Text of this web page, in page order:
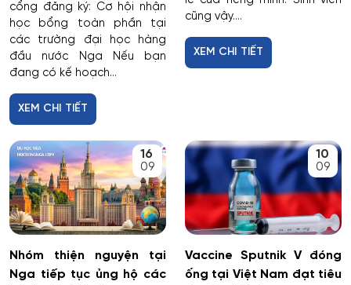
cổng đăng ký: Cơ hội nhận
học bổng toàn phần tại
các trường đại học hàng
đầu nước Nga Nếu bạn
đang có kế hoạch...
XEM CHI TIẾT
cũng vậy....
XEM CHI TIẾT
16
09
Nhóm thiện nguyện tại
Nga tiếp tục ủng hộ các
10
09
Vaccine Sputnik V đóng
ống tại Việt Nam đạt tiêu